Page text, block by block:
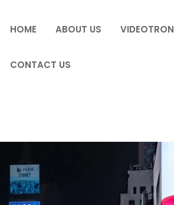
HOME ABOUT US VIDEOTRON
CONTACT US